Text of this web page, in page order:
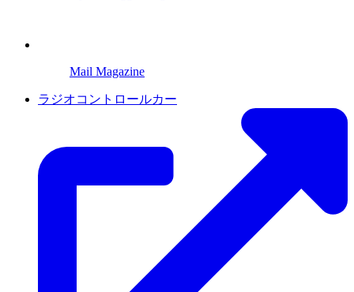
Mail Magazine
ラジオコントロールカー